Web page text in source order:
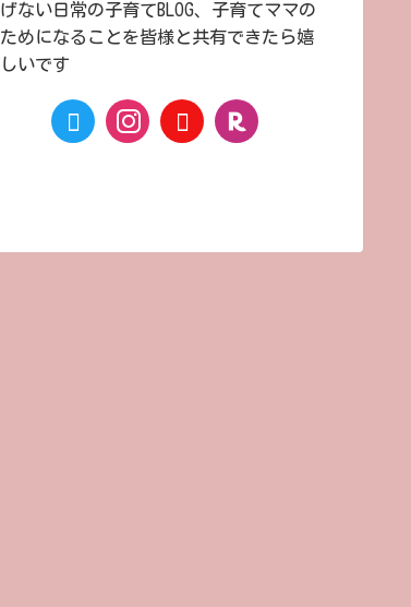
げない日常の子育てBLOG、子育てママの
ためになることを皆様と共有できたら嬉
しいです